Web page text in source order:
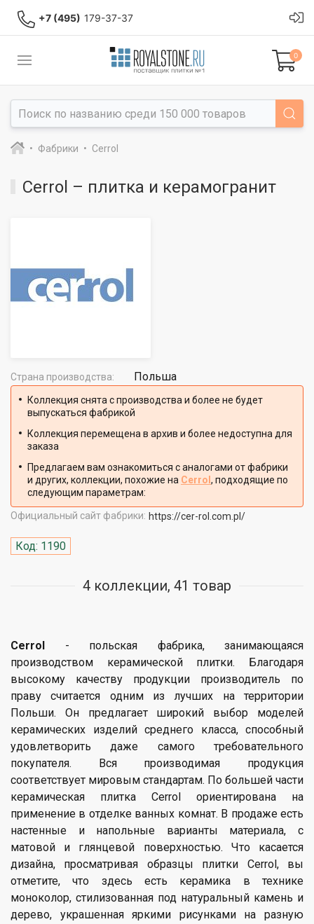
+7 (495) 179-37-37
0
Фабрики Cerrol
Cerrol – плитка и керамогранит
Страна производства: Польша
Коллекция снята с производства и более не будет
выпускаться фабрикой
Коллекция перемещена в архив и более недоступна для
заказа
Предлагаем вам ознакомиться с аналогами от фабрики
и других, коллекции, похожие на Cerrol , подходящие по
следующим параметрам:
Официальный сайт фабрики: https://cer-rol.com.pl/
Код: 1190
4 коллекции, 41 товар
Cerrol
- польская фабрика, занимающаяся
производством керамической плитки. Благодаря
высокому качеству продукции производитель по
праву считается одним из лучших на территории
Польши. Он предлагает широкий выбор моделей
керамических изделий среднего класса, способный
удовлетворить даже самого требовательного
покупателя. Вся производимая продукция
соответствует мировым стандартам. По большей части
керамическая плитка Cerrol ориентирована на
применение в отделке ванных комнат. В продаже есть
настенные и напольные варианты материала, с
матовой и глянцевой поверхностью. Что касается
дизайна, просматривая образцы плитки Cerrol, вы
отметите, что здесь есть керамика в технике
моноколор, стилизованная под натуральный камень и
дерево, украшенная яркими рисунками на разную